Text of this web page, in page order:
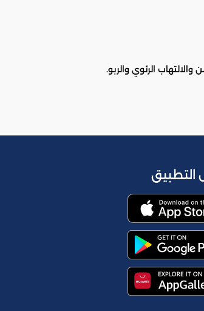
الرئوي والربو.
التطبيق